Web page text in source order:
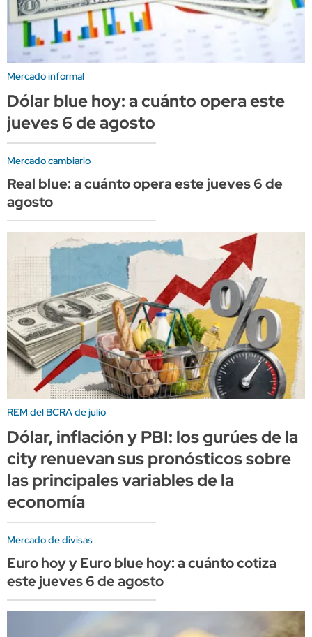
Mercado informal
Dólar blue hoy: a cuánto opera este
jueves 6 de agosto
Mercado cambiario
Real blue: a cuánto opera este jueves 6 de
agosto
REM del BCRA de julio
Dólar, inflación y PBI: los gurúes de la
city renuevan sus pronósticos sobre
las principales variables de la
economía
Mercado de divisas
Euro hoy y Euro blue hoy: a cuánto cotiza
este jueves 6 de agosto